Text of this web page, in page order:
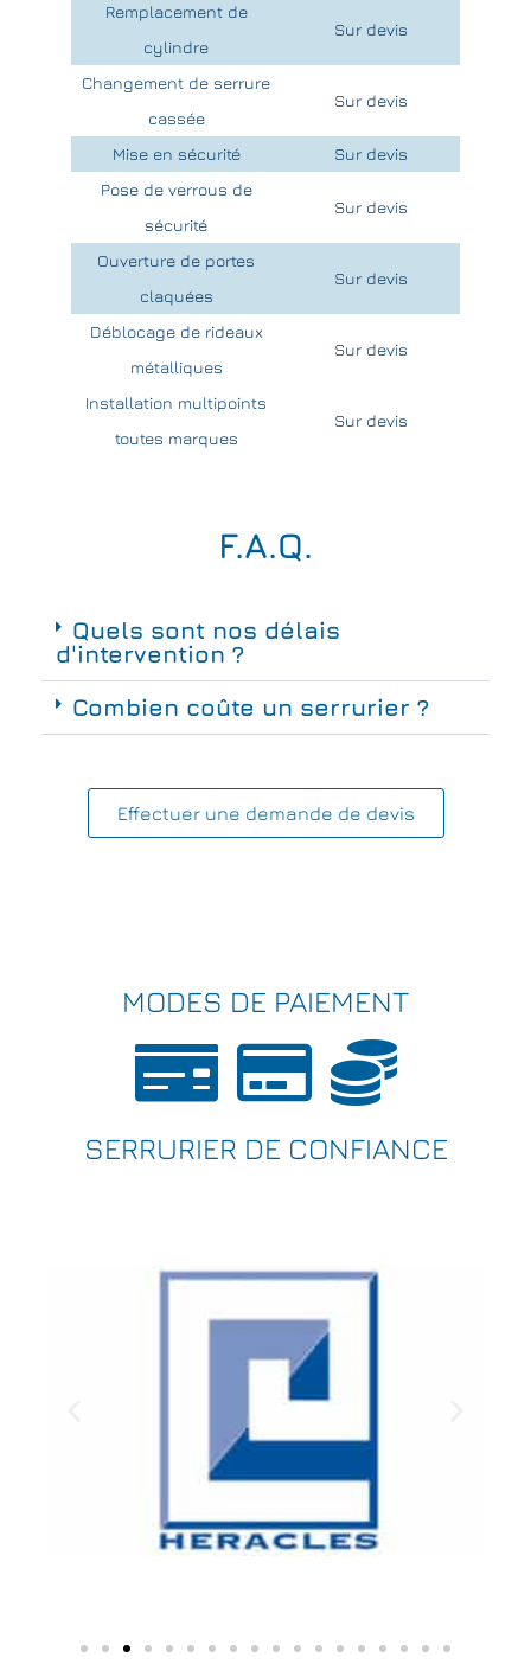
Remplacement de
cylindre
Sur devis
Changement de serrure
cassée
Sur devis
Mise en sécurité
Sur devis
Pose de verrous de
sécurité
Sur devis
Ouverture de portes
claquées
Sur devis
Déblocage de rideaux
métalliques
Sur devis
Installation multipoints
toutes marques
Sur devis
F.A.Q.
Quels sont nos délais
d'intervention ?
Combien coûte un serrurier ?
Effectuer une demande de devis
MODES DE PAIEMENT
SERRURIER DE CONFIANCE